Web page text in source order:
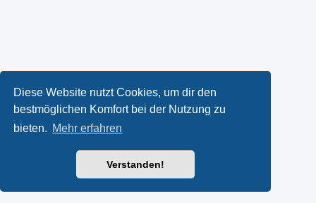
Diese Website nutzt Cookies, um dir den
bestmöglichen Komfort bei der Nutzung zu
bieten. Mehr erfahren
Verstanden!